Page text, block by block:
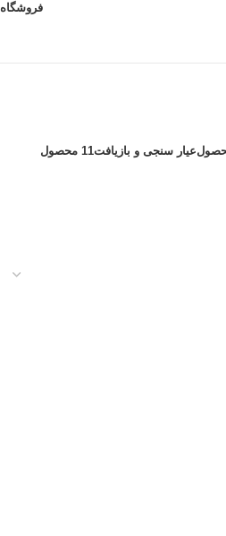
فروشگاه
عیار سنجی و بازیافت11 محصول